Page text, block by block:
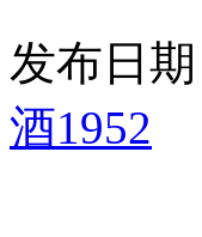
发布日
酒1952